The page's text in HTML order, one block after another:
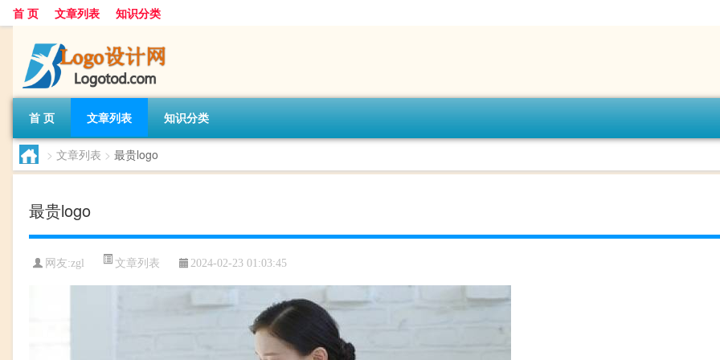
首 页 文章列表 知识分类
首 页 文章列表 知识分类
> 文章列表 > 最贵logo
最贵logo
网友:zgl 文章列表 2024-02-23 01:03:45